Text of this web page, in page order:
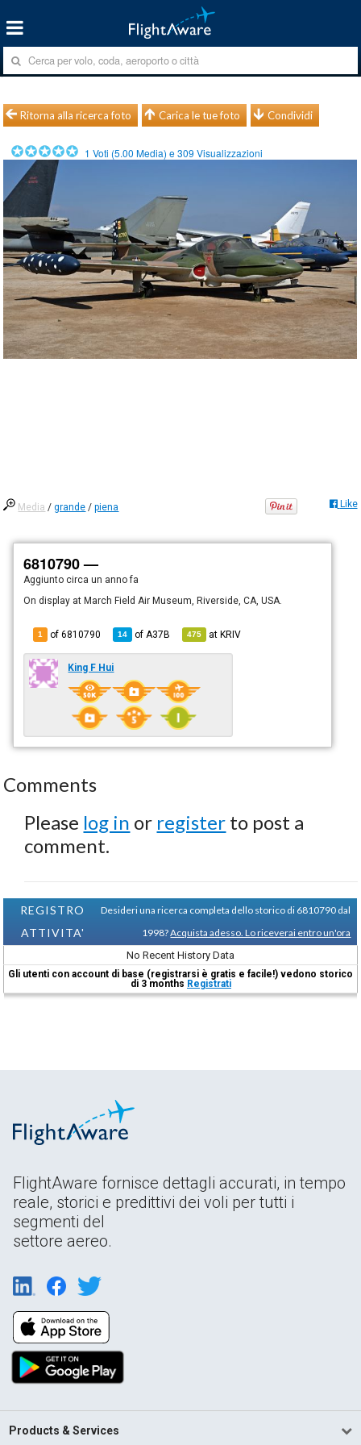
Ritorna alla ricerca foto Carica le tue foto Condividi
1 Voti (5.00 Media) e309 Visualizzazioni
Media /grande /piena Like
6810790 —
Aggiunto circa un anno fa
On display at March Field Air Museum, Riverside, CA, USA.
1 of 6810790 14 of A37B 475 atKRIV
King F Hui
Comments
Please log in or register to post a
comment.
REGISTRO
ATTIVITA'
Desideri una ricerca completa dello storico di 6810790 dal
1998?Acquista adesso. Lo riceverai entro un'ora
No Recent History Data
Gli utenti con account di base (registrarsi è gratis e facile!) vedono storico
di 3 months Registrati
FlightAware fornisce dettagli accurati, in tempo
reale, storici e predittivi dei voli per tutti i
segmenti del
settore aereo.
Products & Services